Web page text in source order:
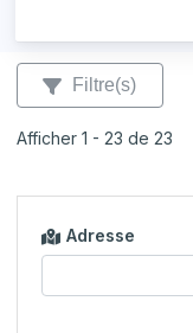
Filtre(s)
Afficher 1 - 23 de 23
Adresse